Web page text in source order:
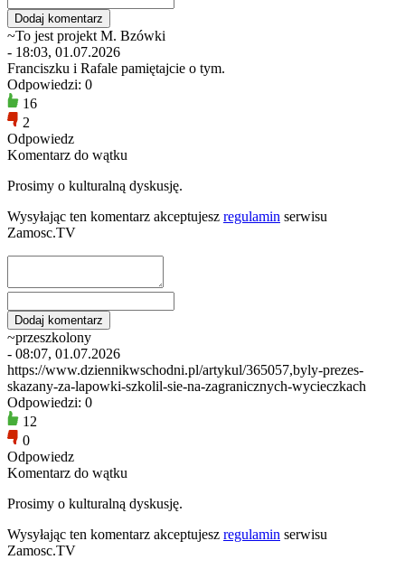
~To jest projekt M. Bzówki
- 18:03, 01.07.2026
Franciszku i Rafale pamiętajcie o tym.
Odpowiedzi: 0
16
2
Odpowiedz
Komentarz do wątku
Prosimy o kulturalną dyskusję.
Wysyłając ten komentarz akceptujesz regulamin serwisu
Zamosc.TV
~przeszkolony
- 08:07, 01.07.2026
https://www.dziennikwschodni.pl/artykul/365057,byly-prezes-
skazany-za-lapowki-szkolil-sie-na-zagranicznych-wycieczkach
Odpowiedzi: 0
12
0
Odpowiedz
Komentarz do wątku
Prosimy o kulturalną dyskusję.
Wysyłając ten komentarz akceptujesz regulamin serwisu
Zamosc.TV